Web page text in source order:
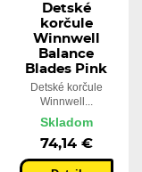
Detské
korčule
Winnwell
Balance
Blades Pink
Detské korčule
Winnwell...
Skladom
74,14 €